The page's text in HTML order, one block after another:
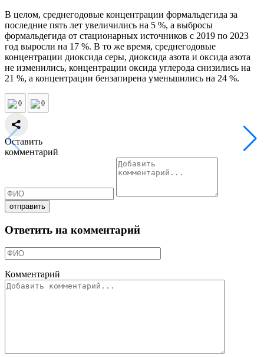
В целом, среднегодовые концентрации формальдегида за
последние пять лет увеличились на 5 %, а выбросы
формальдегида от стационарных источников с 2019 по 2023
год выросли на 17 %. В то же время, среднегодовые
концентрации диоксида серы, диоксида азота и оксида азота
не изменились, концентрации оксида углерода снизились на
21 %, а концентрации бензапирена уменьшились на 24 %.
0 0
Оставить
комментарий
Ответить на комментарий
Комментарий